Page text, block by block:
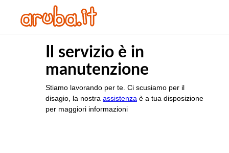
Il servizio è in
manutenzione
Stiamo lavorando per te. Ci scusiamo per il
disagio, la nostra assistenza è a tua disposizione
per maggiori informazioni